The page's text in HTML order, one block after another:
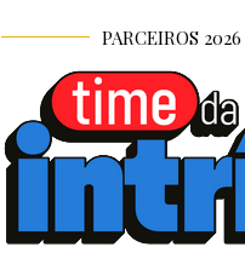
PARCEIROS 2026